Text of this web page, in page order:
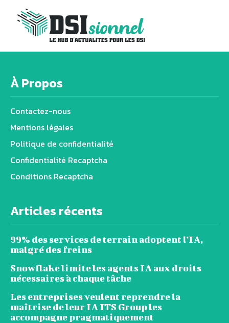
À Propos
Contactez-nous
Mentions légales
Politique de confidentialité
Confidentialité Recaptcha
Conditions Recaptcha
Articles récents
99% des services de terrain adoptent l’IA,
malgré des freins
Snowflake limite les agents IA aux droits
nécessaires à chaque tâche
Les entreprises veulent reprendre la
maîtrise de leur IA ITS Group les
accompagne pragmatiquement